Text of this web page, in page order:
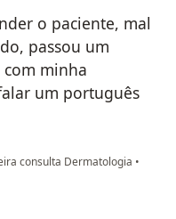
o paciente, mal
passou um
minha
um português
consulta Dermatologia •